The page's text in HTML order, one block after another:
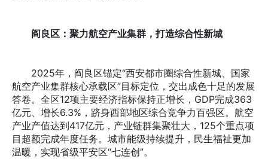
阎良区：聚力航空产业集群，打造综合性新城
2025年，阎良区锚定“西安都市圈综合性新城、国家
航空产业集群核心承载区”目标定位，交出成色十足的发展
答卷。全区12项主要经济指标保持正增长，GDP完成363
亿元、增长6.3%，跻身西部地区综合竞争力百强区。航空
产业产值达到417亿元，产业链群集聚壮大，125个重点项
目超额完成年度任务。城市能级持续提升，民生福祉更加
温暖，实现省级平安区“七连创”。